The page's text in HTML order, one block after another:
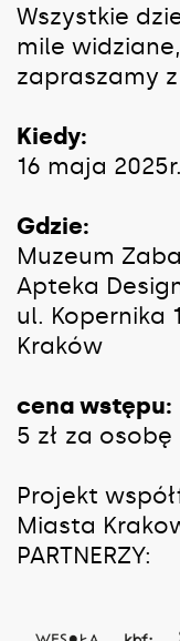
Wszystkie
mile
zapraszamy
Kiedy:
16 maja
Gdzie:
Muzeum
Apteka
ul. Kopernika
Kraków
cena wstępu:
5 zł za osobę
Projekt
Miasta
PARTNERZY: